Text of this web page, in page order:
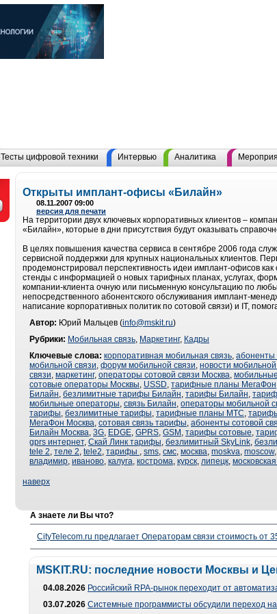
Тесты цифровой техники Интервью Аналитика
Открыты имплант-офисы «Билайн»
08.11.2007 09:00
версия для печати
На территории двух ключевых корпоративных клиентов –
«Билайн», которые в дни присутствия будут оказывать
В целях повышения качества сервиса в сентябре 2006 года
сервисной поддержки для крупных национальных клиентов.
продемонстрировал перспективность идеи имплант-офисов
стенды с информацией о новых тарифных планах, услугах,
компании-клиента очную или письменную консультацию по
непосредственного абонентского обслуживания имплант-
написание корпоративных политик по сотовой связи) и IT,
Автор: Юрий Мальцев (info@mskit.ru)
Рубрики: Мобильная связь, Маркетинг, Кадры
Ключевые слова: корпоративная мобильная связь, абоненты
мобильной связи, форум мобильной связи, новости мобильной
связи, маркетинг, операторы сотовой связи Москва,
сотовые операторы Москвы, USSD, тарифные планы МегаФон
Билайн, безлимитные тарифы Билайн, тарифы Билайн,
мобильные операторы, связь Билайн, операторы мобильной
тарифы, безлимитные тарифы, тарифные планы МТС,
МегаФон Москва, сотовая связь тарифы, абоненты сотовой
Билайн Москва, 3G, EDGE, GPRS, GSM , тарифы сотовые,
gprs интернет, Скай Линк тарифы, безлимитный SkyLink,
tele 2, теле 2, tele2, тарифы , sms, смс, москва, moskva, moscow,
владимир, иваново, калуга, кострома, курск, липецк,
наверх
А знаете ли Вы что?
CityTelecom.ru предлагает Операторам связи стоимость от
MSKIT.RU: последние новости Москвы и
04.08.2026 Российский RPA-рынок переходит от
03.07.2026 Системные программисты обсудили переход